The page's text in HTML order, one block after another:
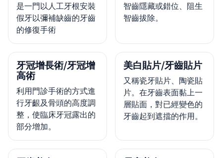
是一門以人工牙根安裝
假牙以彌補缺齒的牙齒
的修復手術
智齒隱藏或錯位、阻生
智齒拔除。
牙冠增長術/牙冠增
高術
利用門診手術的方式進
行牙齦及骨頭的高度調
整，使臨床牙冠露出的
部分增加。
美白貼片/牙齒貼片
又稱瓷牙貼片、陶瓷貼
片。在牙齒表面黏上一
層貼面，對已經變色的
牙齒起到遮擋的作用。